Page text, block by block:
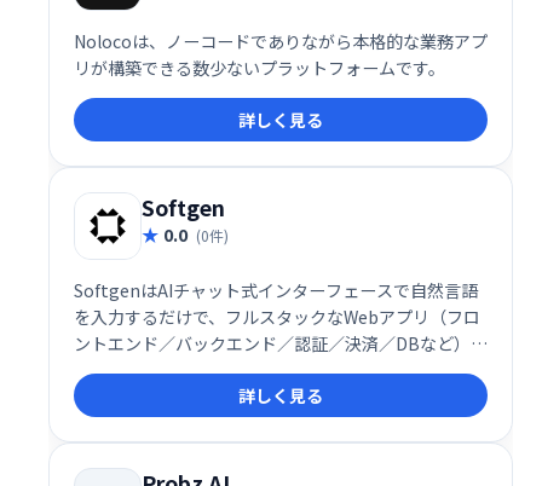
Nolocoは、ノーコードでありながら本格的な業務アプ
リが構築できる数少ないプラットフォームです。
詳しく見る
Softgen
0.0 (0件)
SoftgenはAIチャット式インターフェースで自然言語
を入力するだけで、フルスタックなWebアプリ（フロ
ントエンド／バックエンド／認証／決済／DBなど）を
自動生成し、迅速に展開できる開発プラットフォーム
です
詳しく見る